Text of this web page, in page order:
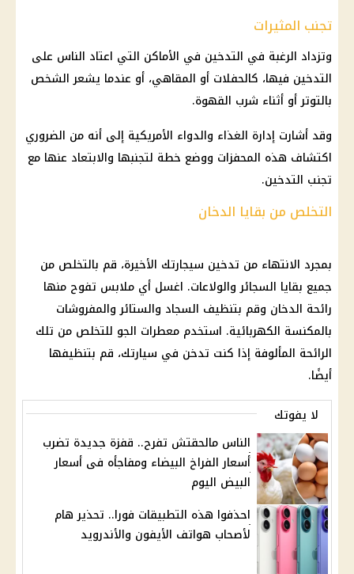
تجنب المثيرات
وتزداد الرغبة في التدخين في الأماكن التي اعتاد الناس على
التدخين فيها، كالحفلات أو المقاهي، أو عندما يشعر الشخص
بالتوتر أو أثناء شرب القهوة.
وقد أشارت إدارة الغذاء والدواء الأمريكية إلى أنه من الضروري
اكتشاف هذه المحفزات ووضع خطة لتجنبها والابتعاد عنها مع
تجنب التدخين.
التخلص من بقايا الدخان
بمجرد الانتهاء من تدخين سيجارتك الأخيرة، قم بالتخلص من
جميع بقايا السجائر والولاعات. اغسل أي ملابس تفوح منها
رائحة الدخان وقم بتنظيف السجاد والستائر والمفروشات
بالمكنسة الكهربائية. استخدم معطرات الجو للتخلص من تلك
الرائحة المألوفة إذا كنت تدخن في سيارتك، قم بتنظيفها
أيضًا.
لا يفوتك
الناس مالحقتش تفرح.. قفزة جديدة تضرب
أسعار الفراخ البيضاء ومفاجأه فى أسعار
البيض اليوم
احذفوا هذه التطبيقات فورا.. تحذير هام
لأصحاب هواتف الأيفون والأندرويد